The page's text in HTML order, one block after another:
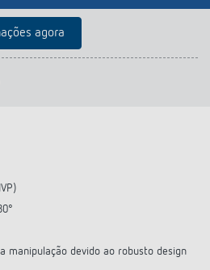
agora
manipulação devido ao robusto design